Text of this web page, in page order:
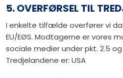
5. OVERFØRSEL TIL
I enkelte tilfælde overfører vi
EU/EØS. Modtagerne er vores
sociale medier under pkt. 2.5
Tredjelandene er: USA